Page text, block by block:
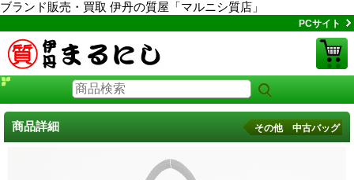
ブランド販売・買取 伊丹の質屋「マルニシ質店」
PCサイト
商品詳細 その他 中古バッグ